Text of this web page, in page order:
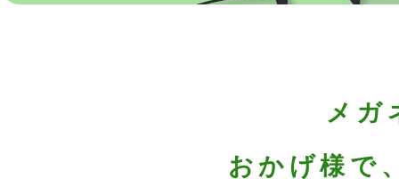
メガ
おかげ様で